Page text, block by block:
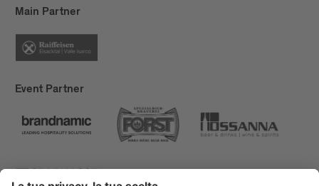
Main Partner
Event Partner